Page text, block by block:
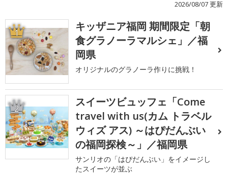
2026/08/07 更新
1
キッザニア福岡 期間限定「朝
食グラノーラマルシェ」／福
岡県
オリジナルのグラノーラ作りに挑戦！
2
スイーツビュッフェ「Come
travel with us(カム トラベル
ウィズ アス) ～はぴだんぶい
の福岡探検～」／福岡県
サンリオの「はぴだんぶい」をイメージし
たスイーツが並ぶ